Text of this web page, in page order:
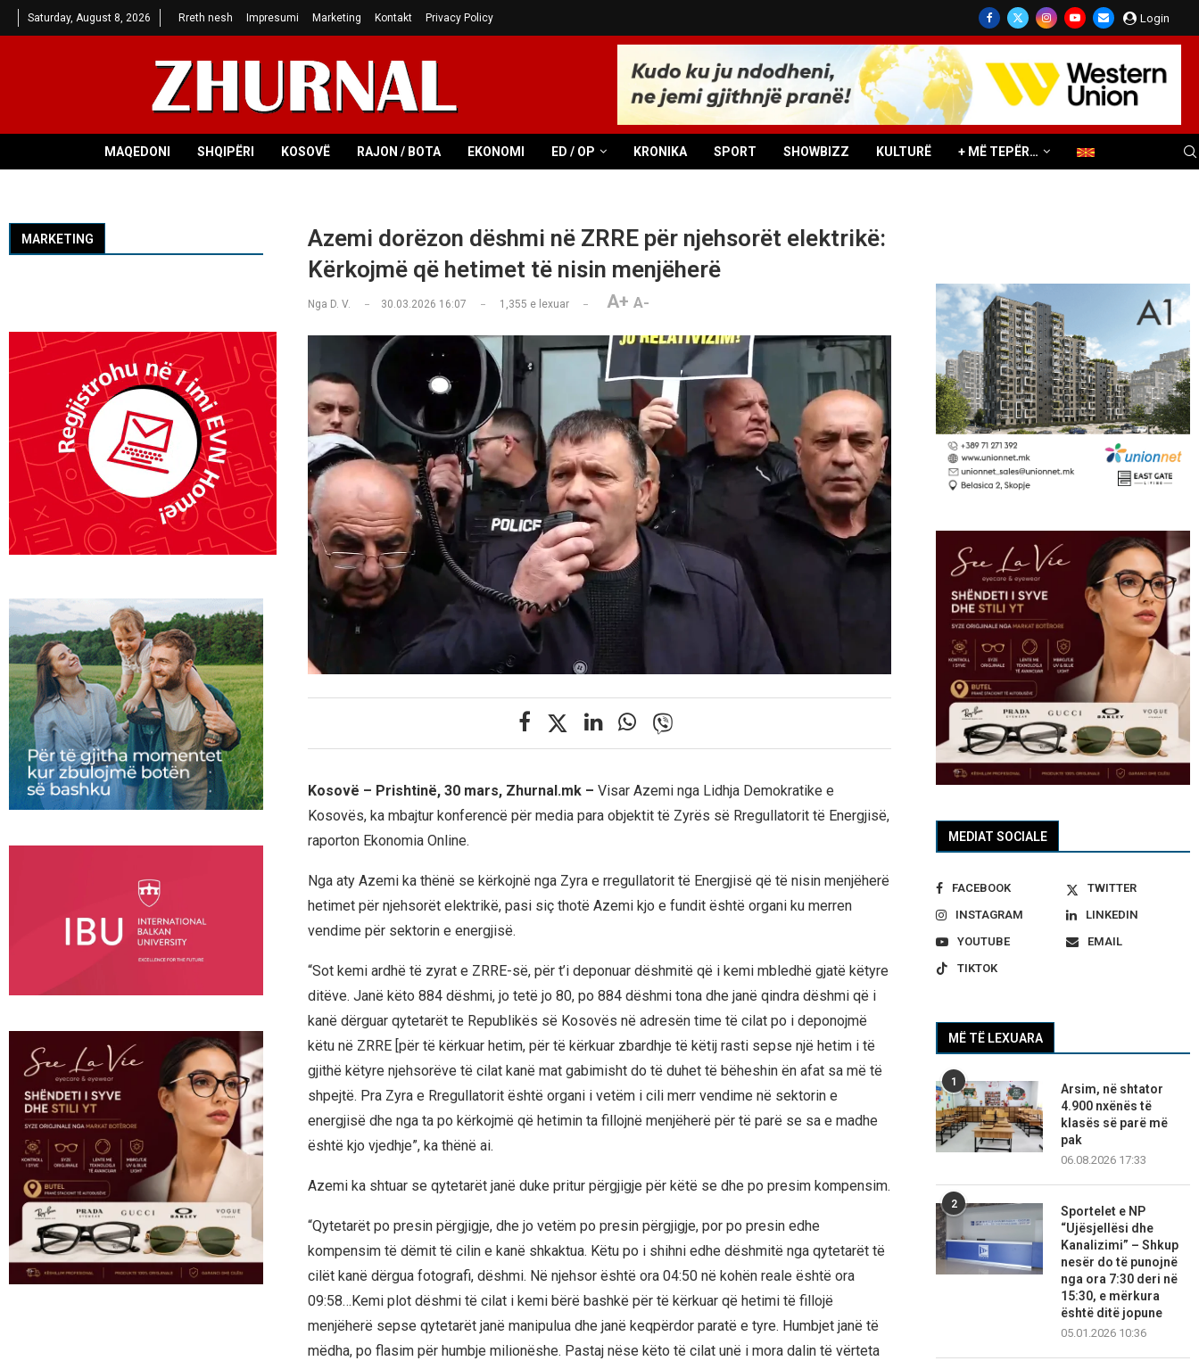
Saturday, August 8, 2026 Rreth nesh Impresumi Marketing Kontakt Privacy Policy Login
MAQEDONI SHQIPËRI KOSOVË RAJON / BOTA EKONOMI ED / OP KRONIKA SPORT SHOWBIZZ KULTURË + MË TEPËR…
Azemi dorëzon dëshmi në ZRRE për njehsorët elektrikë:
Kërkojmë që hetimet të nisin menjëherë
Nga D. V. 30.03.2026 16:07 1,355 e lexuar A+ A-
Kosovë – Prishtinë, 30 mars, Zhurnal.mk – Visar Azemi nga Lidhja Demokratike e
Kosovës, ka mbajtur konferencë për media para objektit të Zyrës së Rregullatorit të Energjisë,
raporton Ekonomia Online.
Nga aty Azemi ka thënë se kërkojnë nga Zyra e rregullatorit të Energjisë që të nisin menjëherë
hetimet për njehsorët elektrikë, pasi siç thotë Azemi kjo e fundit është organi ku merren
vendime për sektorin e energjisë.
“Sot kemi ardhë të zyrat e ZRRE-së, për t’i deponuar dëshmitë që i kemi mbledhë gjatë këtyre
ditëve. Janë këto 884 dëshmi, jo tetë jo 80, po 884 dëshmi tona dhe janë qindra dëshmi që i
kanë dërguar qytetarët te Republikës së Kosovës në adresën time të cilat po i deponojmë
këtu në ZRRE [për të kërkuar hetim, për të kërkuar zbardhje të këtij rasti sepse një hetim i të
gjithë këtyre njehsorëve të cilat kanë mat gabimisht do të duhet të bëheshin ën afat sa më të
shpejtë. Pra Zyra e Rregullatorit është organi i vetëm i cili merr vendime në sektorin e
energjisë dhe nga ta po kërkojmë që hetimin ta fillojnë menjëherë për të parë se sa e madhe
është kjo vjedhje”, ka thënë ai.
Azemi ka shtuar se qytetarët janë duke pritur përgjigje për këtë se dhe po presim kompensim.
“Qytetarët po presin përgjigje, dhe jo vetëm po presin përgjigje, por po presin edhe
kompensim të dëmit të cilin e kanë shkaktua. Këtu po i shihni edhe dëshmitë nga qytetarët të
cilët kanë dërgua fotografi, dëshmi. Në njehsor është ora 04:50 në kohën reale është ora
09:58…Kemi plot dëshmi të cilat i kemi bërë bashkë për të kërkuar që hetimi të fillojë
menjëherë sepse qytetarët janë manipulua dhe janë keqpërdor paratë e tyre. Humbjet janë të
mëdha, po flasim për humbje milionëshe. Pastaj nëse këto të cilat unë i mora dalin të vërteta
MEDIAT SOCIALE
FACEBOOK
TWITTER
INSTAGRAM
LINKEDIN
YOUTUBE
EMAIL
TIKTOK
MË TË LEXUARA
1
Arsim, në shtator
4.900 nxënës të
klasës së parë më
pak
06.08.2026 17:33
2
Sportelet e NP
“Ujësjellësi dhe
Kanalizimi” – Shkup
nesër do të punojnë
nga ora 7:30 deri në
15:30, e mërkura
është ditë jopune
05.01.2026 10:36
MARKETING